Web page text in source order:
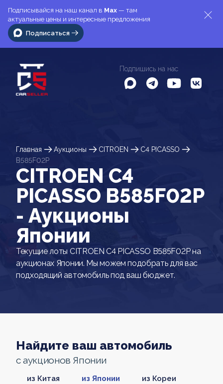
Подписывайся на наш канал в Max — там
актуальные цены и интересные предложения
Подписаться
Подпишись на нас
Главная Аукционы CITROEN
C4 PICASSO
B585F02P
CITROEN C4
PICASSO B585F02P
- Аукционы
Японии
Текущие лоты CITROEN C4 PICASSO B585F02P на
аукционах Японии. Мы можем подобрать для вас
подходящий автомобиль под ваш бюджет.
Найдите ваш автомобиль
с аукционов Японии
из Китая из Японии из Кореи